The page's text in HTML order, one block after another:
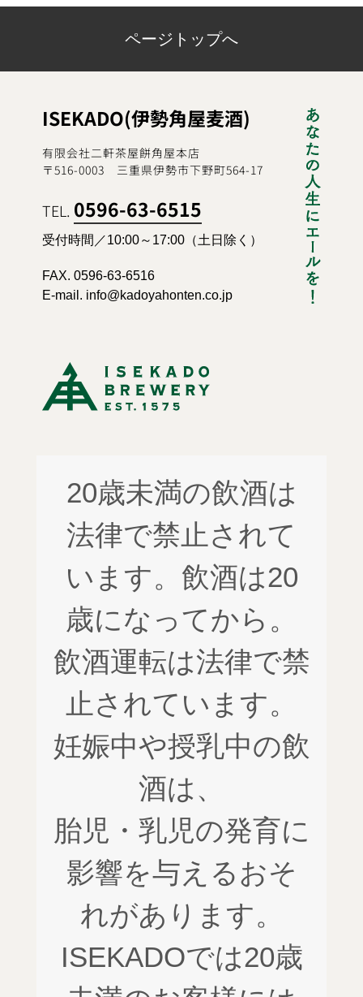
ページトップへ
ISEKADO(伊勢角屋麦酒)
有限会社二軒茶屋餅角屋本店
〒516-0003 三重県伊勢市下野町564-17
TEL. 0596-63-6515
受付時間／10:00～17:00（土日除く）
FAX. 0596-63-6516
E-mail. info@kadoyahonten.co.jp
20歳未満の飲酒は
法律で禁止されて
います。飲酒は20
歳になってから。
飲酒運転は法律で禁
止されています。
妊娠中や授乳中の飲
酒は、
胎児・乳児の発育に
影響を与えるおそ
れがあります。
ISEKADOでは20歳